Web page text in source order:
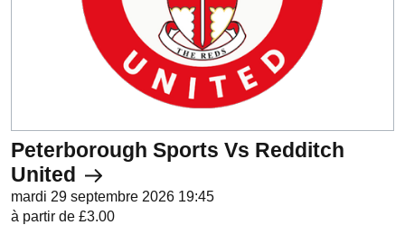
Peterborough Sports Vs Redditch
United
mardi 29 septembre 2026 19:45
à partir de £3.00